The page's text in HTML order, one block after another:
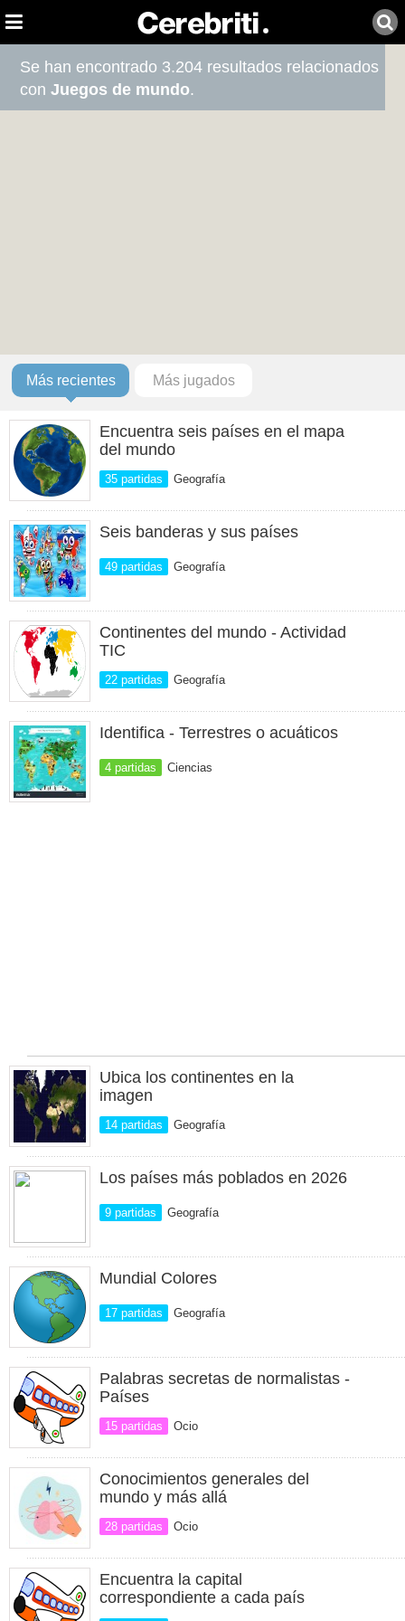
Se han encontrado 3.204 resultados relacionados
conJuegos de mundo.
Más recientes Más jugados
Encuentra seis países en el mapa
del mundo
35 partidas Geografía
Seis banderas y sus países
49 partidas Geografía
Continentes del mundo - Actividad
TIC
22 partidas Geografía
Identifica - Terrestres o acuáticos
4 partidas Ciencias
Ubica los continentes en la
imagen
14 partidas Geografía
Los países más poblados en 2026
9 partidas Geografía
Mundial Colores
17 partidas Geografía
Palabras secretas de normalistas -
Países
15 partidas Ocio
Conocimientos generales del
mundo y más allá
28 partidas Ocio
Encuentra la capital
correspondiente a cada país